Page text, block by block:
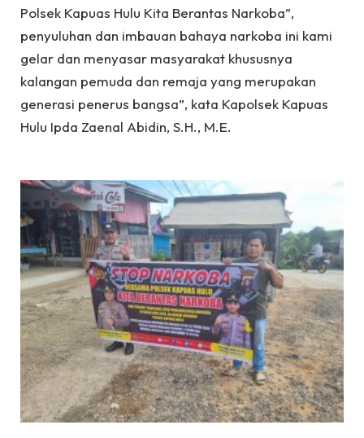
Polsek Kapuas Hulu Kita Berantas Narkoba”,
penyuluhan dan imbauan bahaya narkoba ini kami
gelar dan menyasar masyarakat khususnya
kalangan pemuda dan remaja yang merupakan
generasi penerus bangsa”, kata Kapolsek Kapuas
Hulu Ipda Zaenal Abidin, S.H., M.E.